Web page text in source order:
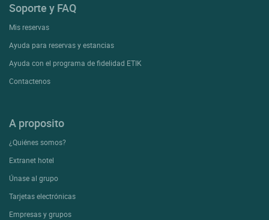
Soporte y FAQ
Mis reservas
Ayuda para reservas y estancias
Ayuda con el programa de fidelidad ETIK
Contactenos
A proposito
¿Quiénes somos?
Extranet hotel
Únase al grupo
Tarjetas electrónicas
Empresas y grupos